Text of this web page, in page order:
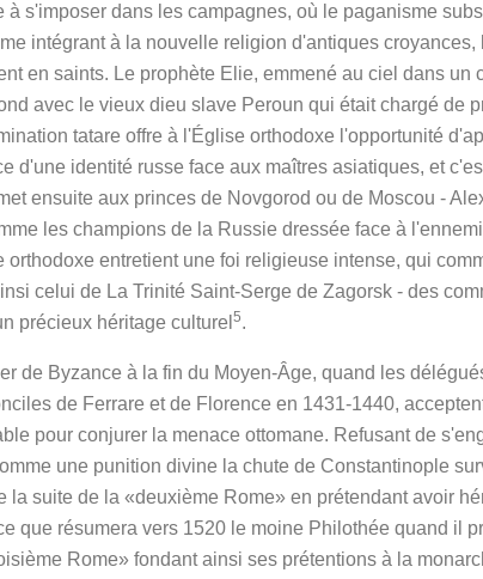
à s'imposer dans les campagnes, où le paganisme
intégrant à la nouvelle religion d'antiques
en saints. Le prophète Elie, emmené au ciel dans un
avec le vieux dieu slave Peroun qui était chargé de
tatare offre à l'Église orthodoxe l'opportunité
d'une identité russe face aux maîtres asiatiques, et
ensuite aux princes de Novgorod ou de Moscou -
les champions de la Russie dressée face à
orthodoxe entretient une foi religieuse intense, qui
celui de La Trinité Saint-Serge de Zagorsk - des
précieux héritage culturel 5.
de Byzance à la fin du Moyen-Âge, quand les
de Ferrare et de Florence en 1431-1440,
pour conjurer la menace ottomane. Refusant de
une punition divine la chute de Constantinople
la suite de la «deuxième Rome» en prétendant avoir
que résumera vers 1520 le moine Philothée quand il
Rome» fondant ainsi ses prétentions à la